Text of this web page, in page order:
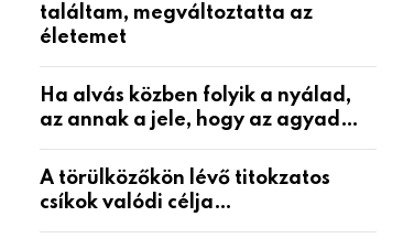
találtam, megváltoztatta az
életemet
Ha alvás közben folyik a nyálad,
az annak a jele, hogy az agyad…
A törülközőkön lévő titokzatos
csíkok valódi célja…